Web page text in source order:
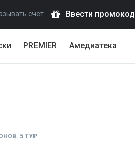
счёт Ввести промокод
PREMIER Амедиатека
5 ТУР